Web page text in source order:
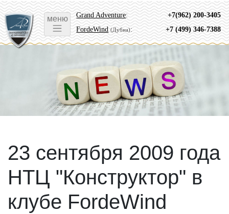
меню Grand Adventure:
+7(962) 200-3405
FordeWind (Дубна): +7 (499) 346-7388
23 сентября 2009 года
НТЦ "Конструктор" в
клубе FordeWind